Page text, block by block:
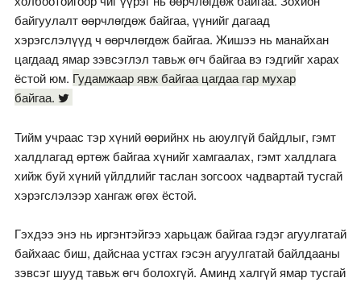
байгуулалт өөрчлөгдөж байгаа, үүнийг дагаад
хэрэгслэлүүд ч өөрчлөгдөж байгаа. Жишээ нь манайхан
цагдаад ямар зэвсэглэл тавьж өгч байгаа вэ гэдгийг харах
ёстой юм. Гудамжаар явж байгаа цагдаа гар мухар
байгаа.
Тийм учраас тэр хүний өөрийнх нь аюулгүй байдлыг, гэмт
халдлагад өртөж байгаа хүнийг хамгаалах, гэмт халдлага
хийж буй хүний үйлдлийг таслан зогсоох чадвартай тусгай
хэрэгслэлээр хангаж өгөх ёстой.
Гэхдээ энэ нь иргэнтэйгээ харьцаж байгаа гэдэг агуулгатай
байхаас биш, дайснаа устгах гэсэн агуулгатай байлдааны
зэвсэг шууд тавьж өгч болохгүй. Аминд халгүй ямар тусгай